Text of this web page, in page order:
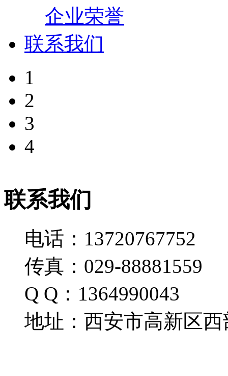
企业荣誉
联系我们
1
2
3
4
联系我们
电话：13720767752
传真：029-88881559
Q Q：1364990043
地址：西安市高新区西